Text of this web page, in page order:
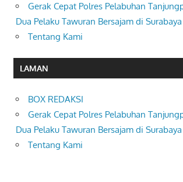
Gerak Cepat Polres Pelabuhan
Dua Pelaku Tawuran Bersajam di Surabaya
Tentang Kami
LAMAN
BOX REDAKSI
Gerak Cepat Polres Pelabuhan
Dua Pelaku Tawuran Bersajam di Surabaya
Tentang Kami